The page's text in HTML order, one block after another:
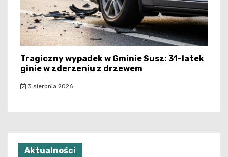
Tragiczny wypadek w Gminie Susz: 31-latek
ginie w zderzeniu z drzewem
3 sierpnia 2026
Aktualności